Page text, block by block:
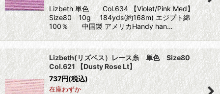
Lizbeth 単色 Col.634 【Violet/Pink Med】
Size80 10g 184yds(約168m) エジプト綿
100％ 中国製 アメリカHandy han…
Lizbeth(リズベス）レース糸 単色 Size80
Col.621 【Dusty Rose Lt】
737円(税込)
在庫わずか